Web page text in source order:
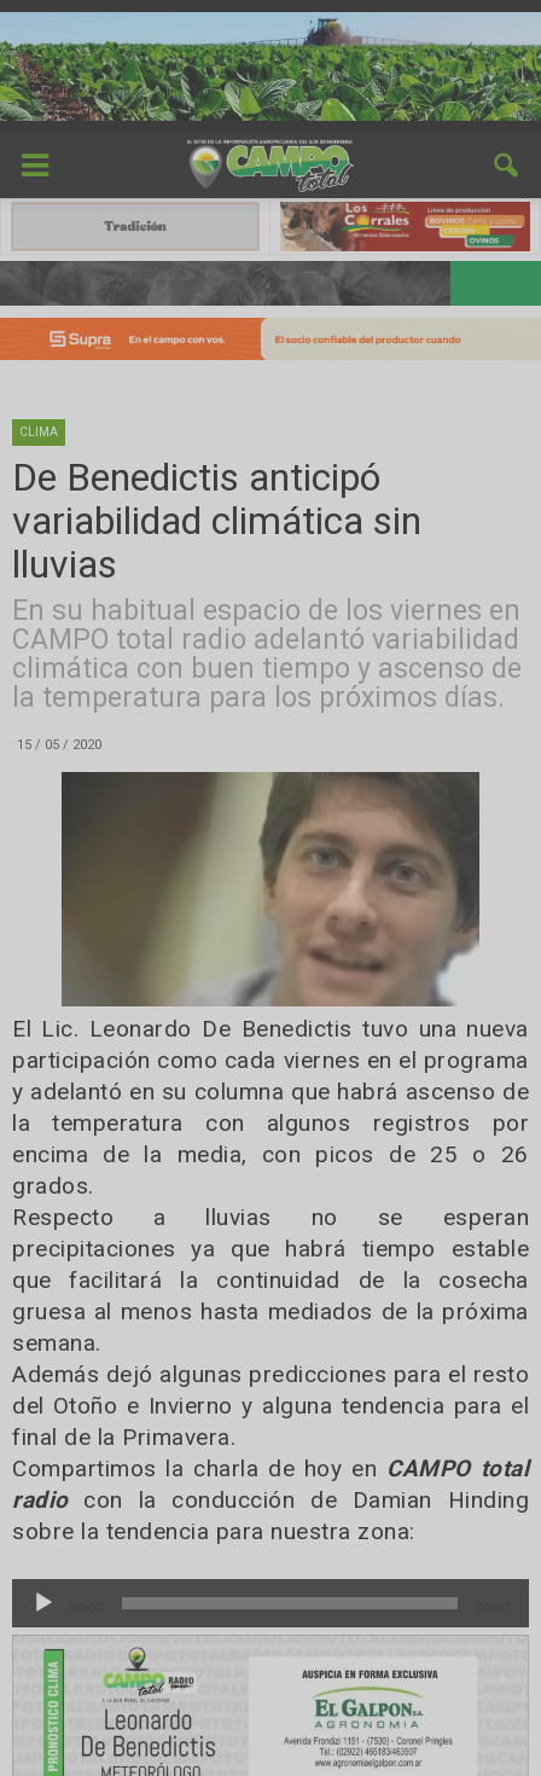
CLIMA
De Benedictis anticipó
variabilidad climática sin
lluvias
En su habitual espacio de los viernes en
CAMPO total radio adelantó variabilidad
climática con buen tiempo y ascenso de
la temperatura para los próximos días.
15 / 05 / 2020
El Lic. Leonardo De Benedictis tuvo una nueva
participación como cada viernes en el programa
y adelantó en su columna que habrá ascenso de
la temperatura con algunos registros por
encima de la media, con picos de 25 o 26
grados.
Respecto a lluvias no se esperan
precipitaciones ya que habrá tiempo estable
que facilitará la continuidad de la cosecha
gruesa al menos hasta mediados de la próxima
semana.
Además dejó algunas predicciones para el resto
del Otoño e Invierno y alguna tendencia para el
final de la Primavera.
Compartimos la charla de hoy en CAMPO total
radiocon la conducción de Damian Hinding
sobre la tendencia para nuestra zona:
Reproductor
audio